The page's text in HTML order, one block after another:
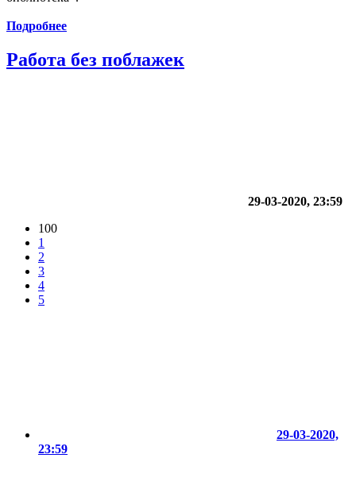
Подробнее
Работа без поблажек
29-03-2020, 23:59
100
1
2
3
4
5
29-03-2020,
23:59